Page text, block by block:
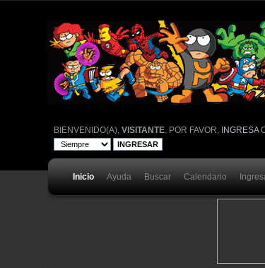
BIENVENIDO(A), VISITANTE. POR FAVOR, INGRESA
Inicio Ayuda Buscar Calendario